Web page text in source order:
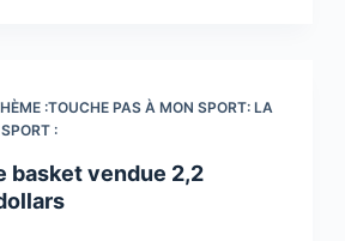
:TOUCHE PAS À MON SPORT: LA
:
basket vendue 2,2